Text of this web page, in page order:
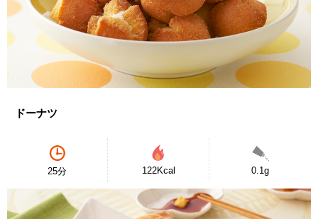
ドーナツ
25分 122Kcal 0.1g